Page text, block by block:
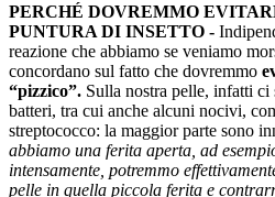
PERCHÉ DOVREMMO
PUNTURA DI INSETTO -
reazione che abbiamo se veniamo
concordano sul fatto che dovremmo
“pizzico”. Sulla nostra pelle, infatti
batteri, tra cui anche alcuni nocivi,
streptococco: la maggior parte sono
abbiamo una ferita aperta, ad
intensamente, potremmo
pelle in quella piccola ferita e